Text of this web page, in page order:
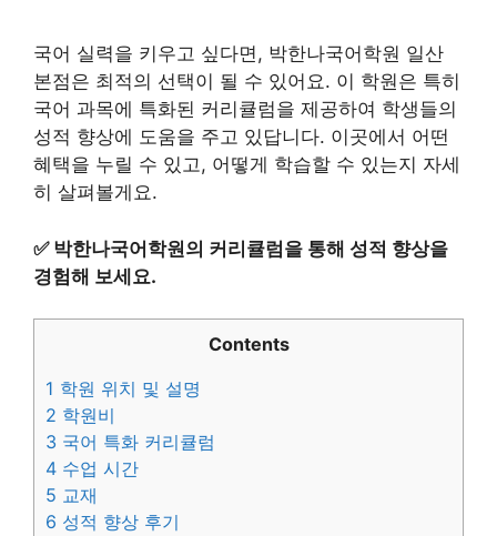
국어 실력을 키우고 싶다면, 박한나국어학원 일산
본점은 최적의 선택이 될 수 있어요. 이 학원은 특히
국어 과목에 특화된 커리큘럼을 제공하여 학생들의
성적 향상에 도움을 주고 있답니다. 이곳에서 어떤
혜택을 누릴 수 있고, 어떻게 학습할 수 있는지 자세
히 살펴볼게요.
✅ 박한나국어학원의 커리큘럼을 통해 성적 향상을
경험해 보세요.
Contents
1 학원 위치 및 설명
2 학원비
3 국어 특화 커리큘럼
4 수업 시간
5 교재
6 성적 향상 후기